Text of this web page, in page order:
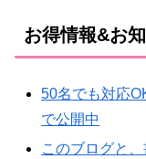
お得情報&お
50名でも対応
で公開中
このブログと